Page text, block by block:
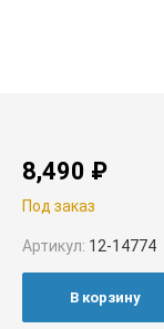
8,490 ₽
Под заказ
Артикул: 12-14774
В корзину